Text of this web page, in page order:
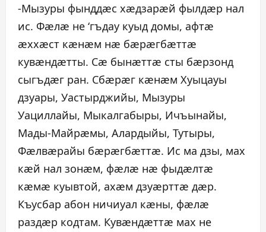
-Мызуры фынддæс хæдзарæй фылдæр нал
ис. Фæлæ не ‘гъдау куыд домы, афтæ
æххæст кæнæм нæ бæрæгбæттæ
кувæндæтты. Сæ бынæттæ сты бæрзонд
сыгъдæг ран. Сбæрæг кæнæм Хуыцауы
дзуары, Уастырджийы, Мызуры
Уациллайы, Мыкалгабыры, Ичъынайы,
Мады-Майрæмы, Алардыйы, Тутыры,
Фæлвæрайы бæрæгбæттæ. Ис ма дзы, мах
кæй нал зонæм, фæлæ нæ фыдæлтæ
кæмæ куывтой, ахæм дзуæрттæ дæр.
Къусбар абон ничиуал кæны, фæлæ
раздæр кодтам. Кувæндæттæ мах не